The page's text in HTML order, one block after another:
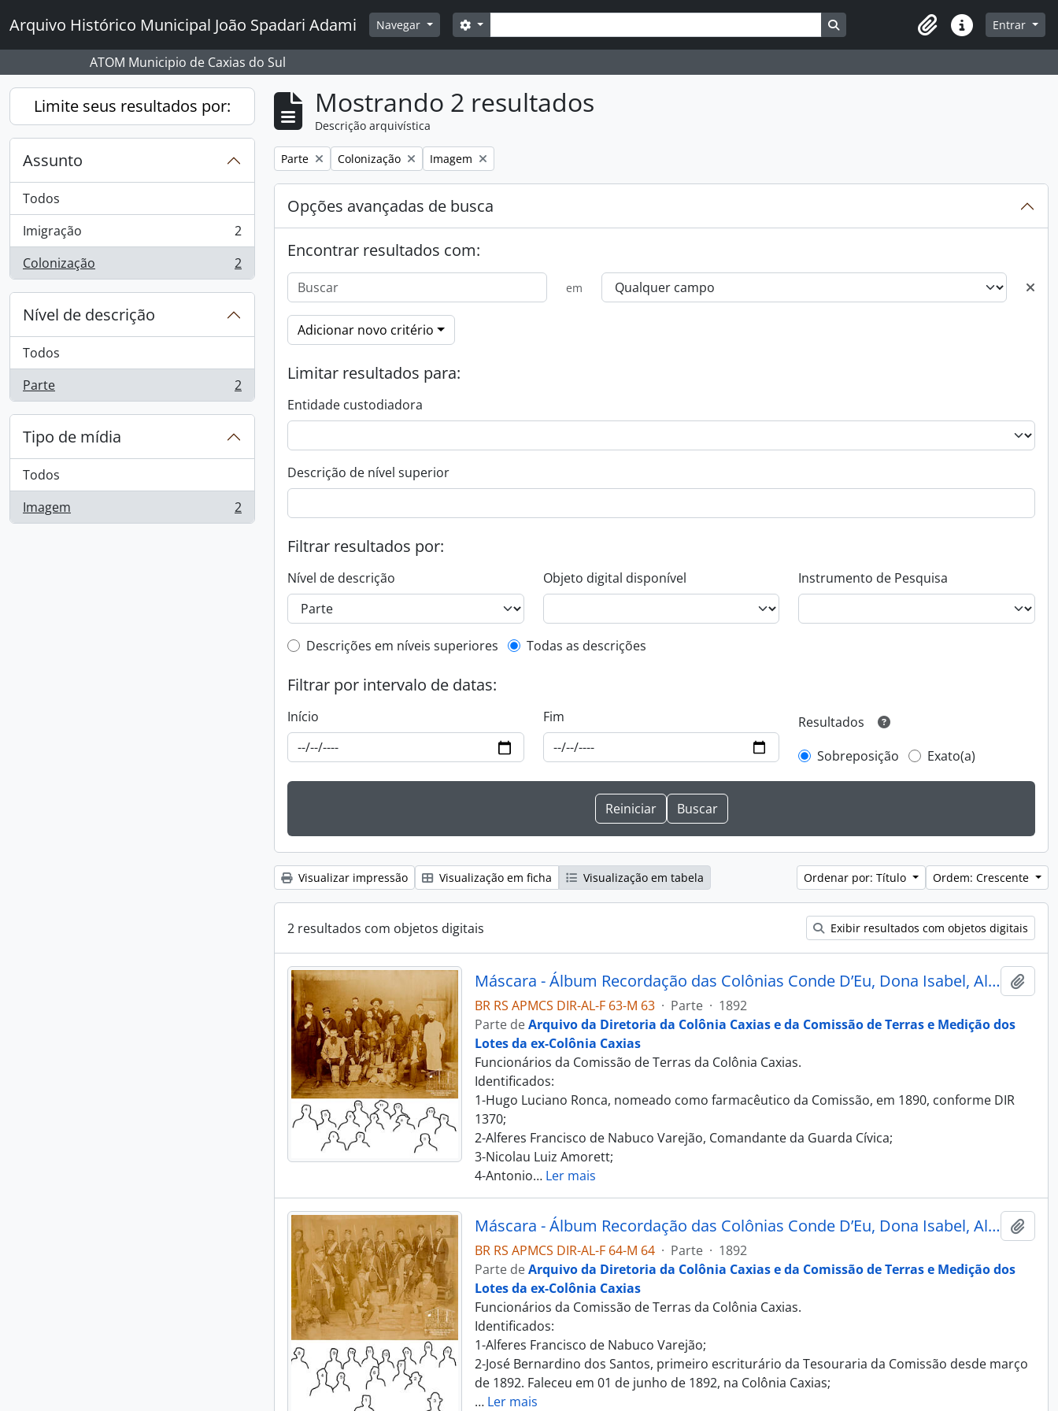
Arquivo Histórico Municipal João Spadari Adami Navegar Buscar
Opções de busca Busque na página de navegação
Atalhos Entrar
ATOM Municipio de Caxias do Sul
Limite seus resultados por:
Assunto
Todos
Imigração
, 2 resultados
2
Colonização
, 2 resultados 2
Nível de descrição
Todos
Parte
, 2 resultados 2
Tipo de mídia
Todos
Imagem
, 2 resultados 2
Mostrando 2 resultados
Descrição arquivística
Remover filtro:
Parte Remover filtro:
Colonização Remover filtro:
Imagem
Opções avançadas de busca
Encontrar resultados com:
em
Adicionar novo critério
Limitar resultados para:
Entidade custodiadora
Descrição de nível superior
Filtrar resultados por:
Nível de descrição Objeto digital disponível Instrumento de Pesquisa
Filtro de descrição de nível superior
Descrições em níveis superiores Todas as descrições
Filtrar por intervalo de datas:
Início Fim
Resultados
Sobreposição
Exato(a)
Visualizar impressão Visualização em ficha Visualização em tabela Ordenar por: Título Ordem: Crescente
2 resultados com objetos digitais Exibir resultados com objetos digitais
Máscara - Álbum Recordação das Colônias Conde D’Eu, Dona Isabel, Alfredo Chaves, Antonio Prado e Caxias
BR RS APMCS DIR-AL-F 63-M 63 · Parte · 1892
Parte deArquivo da Diretoria da Colônia Caxias e da Comissão de Terras e Medição dos
Lotes da ex-Colônia Caxias
Funcionários da Comissão de Terras da Colônia Caxias.
Identificados:
1-Hugo Luciano Ronca, nomeado como farmacêutico da Comissão, em 1890, conforme DIR
1370;
2-Alferes Francisco de Nabuco Varejão, Comandante da Guarda Cívica;
3-Nicolau Luiz Amorett;
4-Antonio… Ler mais
Máscara - Álbum Recordação das Colônias Conde D’Eu, Dona Isabel, Alfredo Chaves, Antonio Prado e Caxias
BR RS APMCS DIR-AL-F 64-M 64 · Parte · 1892
Parte deArquivo da Diretoria da Colônia Caxias e da Comissão de Terras e Medição dos
Lotes da ex-Colônia Caxias
Funcionários da Comissão de Terras da Colônia Caxias.
Identificados:
1-Alferes Francisco de Nabuco Varejão;
2-José Bernardino dos Santos, primeiro escriturário da Tesouraria da Comissão desde março
de 1892. Faleceu em 01 de junho de 1892, na Colônia Caxias;
… Ler mais